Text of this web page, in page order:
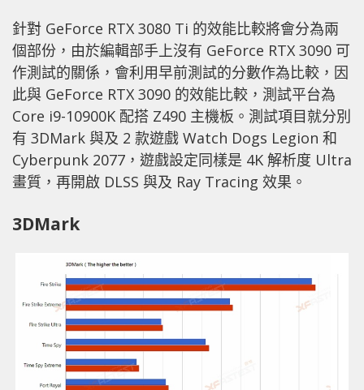
針對 GeForce RTX 3080 Ti 的效能比較將會分為兩
個部份，由於編輯部手上沒有 GeForce RTX 3090 可
作測試的關係，會利用早前測試的分數作為比較，因
此與 GeForce RTX 3090 的效能比較，測試平台為
Core i9-10900K 配搭 Z490 主機板。測試項目就分別
有 3DMark 與及 2 款遊戲 Watch Dogs Legion 和
Cyberpunk 2077，遊戲設定同樣是 4K 解析度 Ultra
畫質，再開啟 DLSS 與及 Ray Tracing 效果。
3DMark